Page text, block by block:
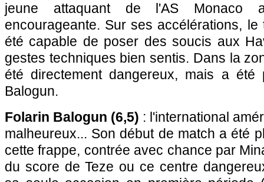
jeune attaquant de l'AS Monaco
encourageante. Sur ses accélérations,
été capable de poser des soucis aux
gestes techniques bien sentis. Dans la
été directement dangereux, mais a été
Balogun.
Folarin Balogun (6,5) : l'international
malheureux... Son début de match a été
cette frappe, contrée avec chance par
du score de Teze ou ce centre